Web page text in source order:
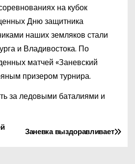
на кубок
Дню защитника
наших земляков стали
и Владивостока. По
матчей «Заневский
призером турнира.
за ледовыми баталиями и
Заневка выздоравливает